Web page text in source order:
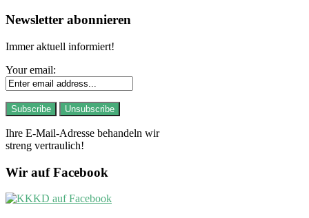
Newsletter abonnieren
Immer aktuell informiert!
Your email:
Ihre E-Mail-Adresse behandeln wir
streng vertraulich!
Wir auf Facebook